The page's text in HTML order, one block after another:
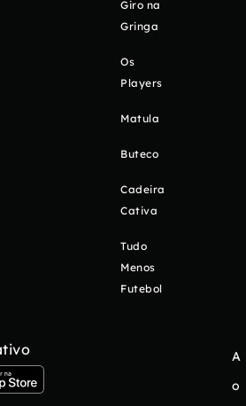
Giro na
Gringa
Os
Players
Matula
Buteco
Cadeira
Cativa
Tudo
Menos
Futebol
A
o